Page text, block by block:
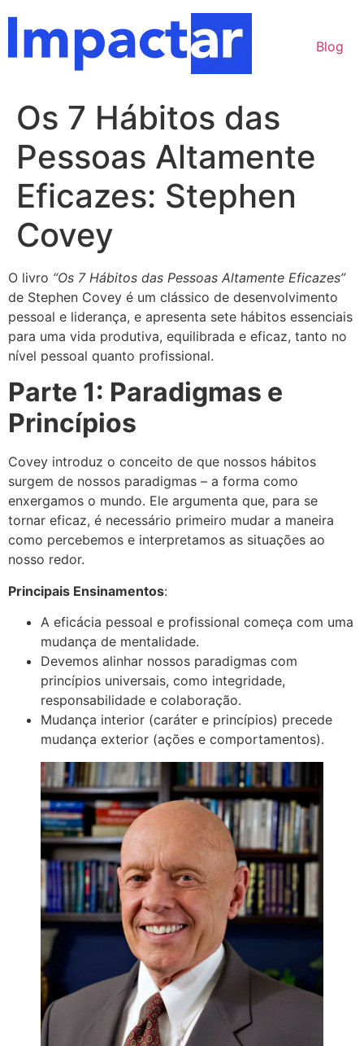
para
Blog
Os 7 Hábitos das
Pessoas Altamente
Eficazes: Stephen
Covey
O livro “Os 7 Hábitos das Pessoas Altamente Eficazes”
de Stephen Covey é um clássico de desenvolvimento
pessoal e liderança, e apresenta sete hábitos essenciais
para uma vida produtiva, equilibrada e eficaz, tanto no
nível pessoal quanto profissional.
Parte 1: Paradigmas e
Princípios
Covey introduz o conceito de que nossos hábitos
surgem de nossos paradigmas – a forma como
enxergamos o mundo. Ele argumenta que, para se
tornar eficaz, é necessário primeiro mudar a maneira
como percebemos e interpretamos as situações ao
nosso redor.
Principais Ensinamentos:
A eficácia pessoal e profissional começa com uma
mudança de mentalidade.
Devemos alinhar nossos paradigmas com
princípios universais, como integridade,
responsabilidade e colaboração.
Mudança interior (caráter e princípios) precede
mudança exterior (ações e comportamentos).